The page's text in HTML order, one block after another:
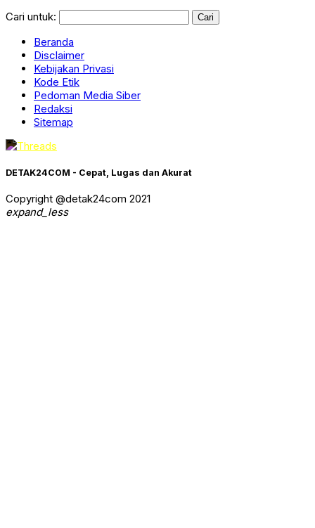
Cari untuk:
Beranda
Disclaimer
Kebijakan Privasi
Kode Etik
Pedoman Media Siber
Redaksi
Sitemap
DETAK24COM - Cepat, Lugas dan Akurat
Copyright @detak24com 2021
expand_less